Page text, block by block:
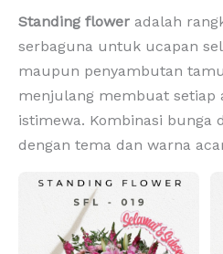
Standing flower adalah
serbaguna untuk ucapan
maupun penyambutan
menjulang membuat setiap
istimewa. Kombinasi bunga
dengan tema dan warna